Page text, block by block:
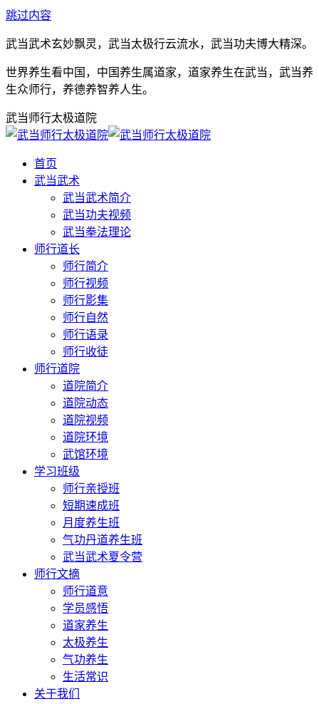
跳过内容
武当武术玄妙飘灵，武当太极行云流水，武当功夫博大精深。
世界养生看中国，中国养生属道家，道家养生在武当，武当养
生众师行，养德养智养人生。
武当师行太极道院
首页
武当武术
武当武术简介
武当功夫视频
武当拳法理论
师行道长
师行简介
师行视频
师行影集
师行自然
师行语录
师行收徒
师行道院
道院简介
道院动态
道院视频
道院环境
武馆环境
学习班级
师行亲授班
短期速成班
月度养生班
气功丹道养生班
武当武术夏令营
师行文摘
师行道意
学员感悟
道家养生
太极养生
气功养生
生活常识
关于我们